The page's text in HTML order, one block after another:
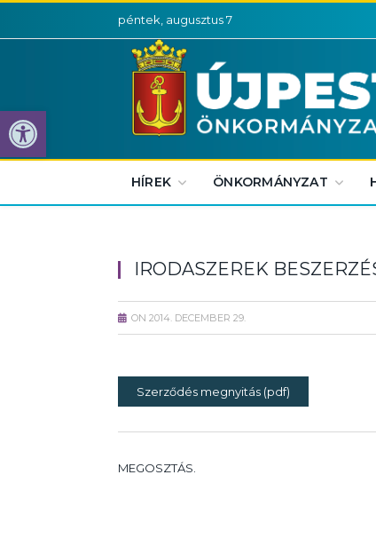
Eszköztár megnyitása
péntek, augusztus 7
HÍREK ÖNKORMÁNYZAT
IRODASZEREK
ON 2014. DECEMBER 29.
Szerződés megnyitás (pdf)
MEGOSZTÁS.